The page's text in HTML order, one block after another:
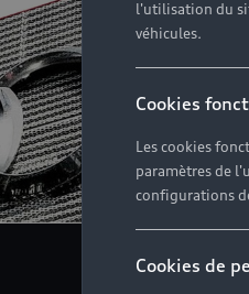
l'utilisation du
véhicules.
Cookies
Les cookies
paramètres de
configurations
Cookies de